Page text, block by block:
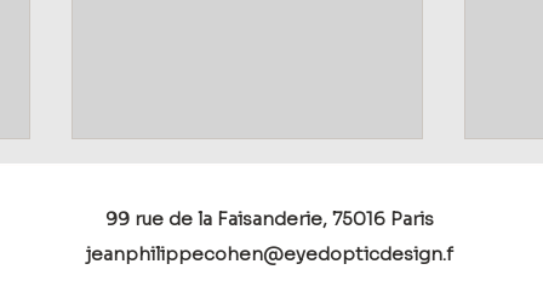
99 rue de la Faisanderie, 75016 Paris
jeanphilippecohen@eyedopticdesign.f